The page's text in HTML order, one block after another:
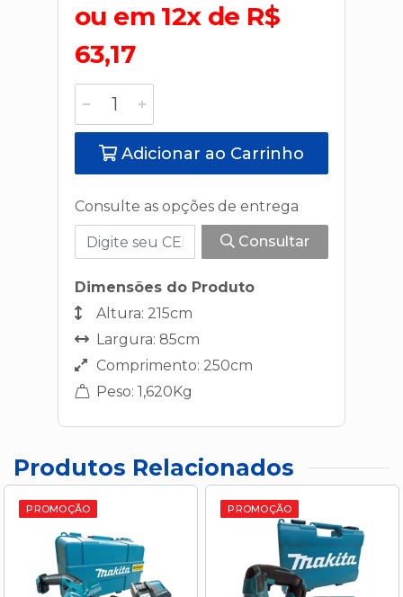
ou em 12x de R$
63,17
Adicionar ao Carrinho
Consulte as opções de entrega
Consultar
Dimensões do Produto
Altura: 215cm
Largura: 85cm
Comprimento: 250cm
Peso: 1,620Kg
Produtos Relacionados
PROMOÇÃO PROMOÇÃO